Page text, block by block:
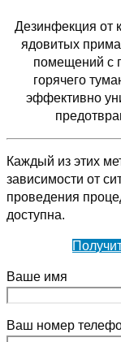
Дезинфекция от
ядовитых
помещений с
горячего
эффективно
Каждый из этих
зависимости от
проведения
доступна.
Ваше имя
Ваш номер